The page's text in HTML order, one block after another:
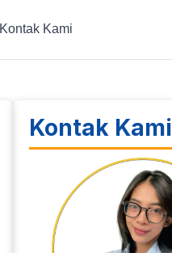
Kontak Kami
Kontak Kami